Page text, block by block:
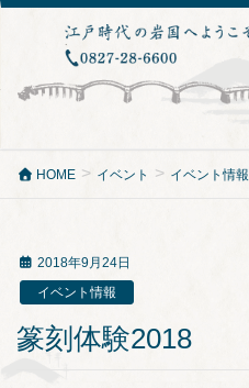
HOME イベント イベント情報
2018年9月24日
イベント情報
篆刻体験2018